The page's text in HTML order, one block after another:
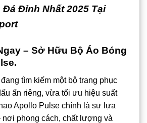
Đỉnh Nhất 2025 Tại
– Sở Hữu Bộ Áo Bóng
tìm kiếm một bộ trang phục
ấn riêng, vừa tối ưu hiệu suất
Apollo Pulse chính là sự lựa
nơi phong cách, chất lượng và